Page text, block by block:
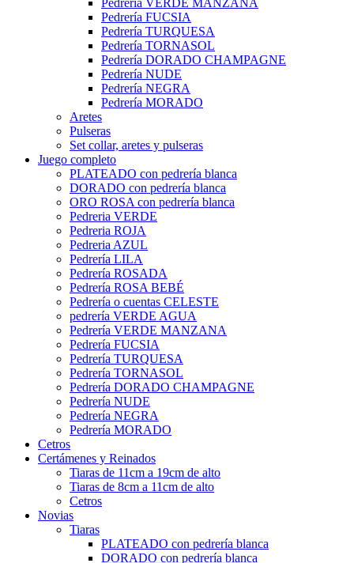
Pedrería VERDE MANZANA
Pedrería FUCSIA
Pedrería TURQUESA
Pedrería TORNASOL
Pedrería DORADO CHAMPAGNE
Pedrería NUDE
Pedrería NEGRA
Pedrería MORADO
Aretes
Pulseras
Set collar, aretes y pulseras
Juego completo
PLATEADO con pedrería blanca
DORADO con pedrería blanca
ORO ROSA con pedrería blanca
Pedreria VERDE
Pedreria ROJA
Pedreria AZUL
Pedrería LILA
Pedrería ROSADA
Pedrería ROSA BEBÉ
Pedrería o cuentas CELESTE
pedrería VERDE AGUA
Pedrería VERDE MANZANA
Pedrería FUCSIA
Pedrería TURQUESA
Pedrería TORNASOL
Pedrería DORADO CHAMPAGNE
Pedrería NUDE
Pedrería NEGRA
Pedrería MORADO
Cetros
Certámenes y Reinados
Tiaras de 11cm a 19cm de alto
Tiaras de 8cm a 11cm de alto
Cetros
Novias
Tiaras
PLATEADO con pedrería blanca
DORADO con pedrería blanca